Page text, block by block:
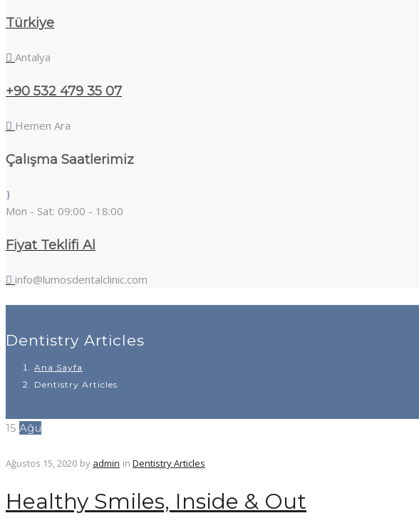
Türkiye
Antalya
+90 532 479 35 07
Hemen Ara
Çalışma Saatlerimiz
Mon - Sat: 09:00 - 18:00
Fiyat Teklifi Al
info@lumosdentalclinic.com
Dentistry Articles
Ana Sayfa
Dentistry Articles
15 Ağu
Ağustos 15, 2020 by admin in Dentistry Articles
Healthy Smiles, Inside & Out